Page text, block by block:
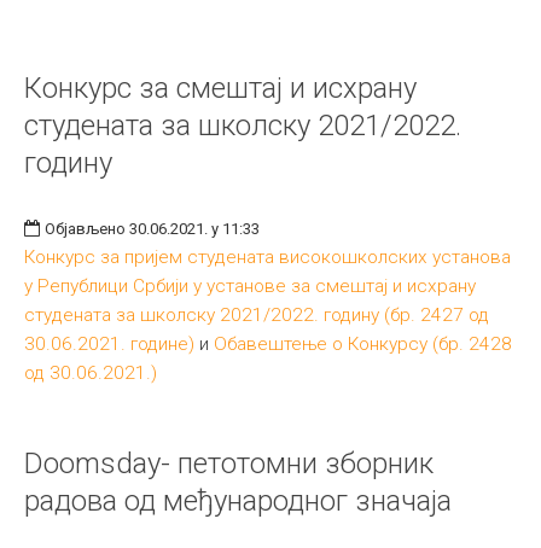
Конкурс за смештај и исхрану
студената за школску 2021/2022.
годину
Објављено 30.06.2021. у 11:33
Конкурс за пријем студената високошколских установа
у Републици Србији у установе за смештај и исхрану
студената за школску 2021/2022. годину (бр. 2427 од
30.06.2021. године) и Обавештење о Конкурсу (бр. 2428
од 30.06.2021.)
Doomsday- петотомни зборник
радова од међународног значаја